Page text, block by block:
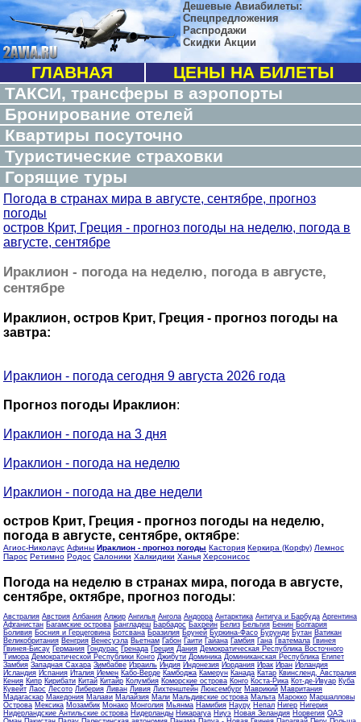
Дешевые Авиабилеты:
Спецпредложения
Распродажи
Скидки Акции
ГЛАВНАЯ
ЦЕНЫ НА БИЛЕТЫ
ТАКСИ, трансферы в аэропорты
Бронирование отелей
Квартиры посуточно
Туристические страховки
Горящие туры
Погода в странах мира в августе, сентябре, прогноз
погоды
остров Крит, Греция - прогноз погоды на неделю, погода в
августе, сентябре
Ираклион - погода на неделю, погода в августе,
сентябре
Ираклион, остров Крит, Греция - прогноз погоды на
завтра:
Ираклион - погода сегодня 9 августа 2026 года
Прогноз погоды Ираклион:
Ираклион - погода на 3 дня
Ираклион - погода на неделю
Ираклион - погода на две недели
остров Крит, Греция - прогноз погоды на неделю,
погода в августе, сентябре, октябре:
Агиос-Николаус Афины Ираклион - прогноз погоды Кастория Керкира (Корфу) Лемнос
Парос Ретимно Родос Салоники Халкидики Ханья Херсонисос
Погода на неделю в странах мира, погода в августе,
сентябре, октябре, прогноз погоды:
Австралия Австрия Албания Алжир Ангилья Ангола Андорра Антарктика Антигуа и Барбуда Аргентина
Афганистан Багамские острова Бангладеш Барбадос Бахрейн Белиз Бельгия Бенин Болгария
Боливия Босния и Герцеговина Ботсвана Бразилия Бруней Буркина-Фасо Бурунди Бутан Ватикан
Великобритания Венгрия Венесуэла Вьетнам Габон Гаити Гайана Гамбия Гана Гватемала Гвинея
Гвинея-Бисау Германия Гондурас Гренада Греция Дания Демократическая Республика Восточного
Тимора Демократической Республики Конго Джибути Доминика Доминиканская Республика Египет
Замбия Западная Сахара Зимбабве Израиль Индия Индонезия Иордания Ирак Иран Ирландия
Исландия Испания Италия Йемен Кабо-Верде Камбоджа Камерун Канада Катар Квинсленд, Австралия
Кения Кипр Кирибати Китай Китайр Колумбия Коморские острова Конго Коста-Рика Кот-де-Ивуар Куба
Кувейт Лаос Лесото Либерия Ливан Ливия Лихтенштейн Люксембург Маврикий Мавритания
Мадагаскар Македония Малави Малайзия Мали Мальдивские острова Мальта Марокко Маршалловы
Острова Мексика Мозамбик Монако Монголия Мьянма Намибия Науру Непал Нигер Нигерия
Нидерландские Антильские острова Нидерланды Никарагуа Ниуэ Новая Зеландия Норвегия ОАЭ